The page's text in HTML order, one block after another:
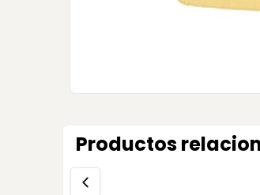
Productos